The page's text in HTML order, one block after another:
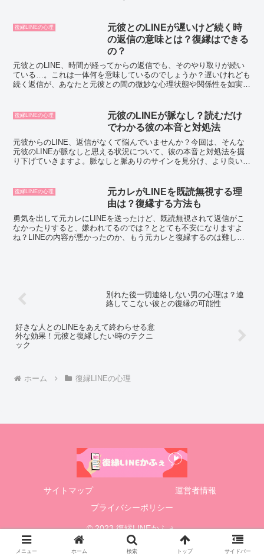
復縁LINEの心理
元彼とのLINEが遅いけど続く時
の返信の意味とは？復縁はできる
の？
元彼とのLINE、時間が経ってからの返信でも、そのやり取りが続い
ている…。これは一体何を意味しているのでしょうか？遅いけれども
続く返信が、あなたと元彼との間の微妙な心理状態や関係性を如実に
復縁LINEの心理
元彼のLINEが脈なし？読むだけ
でわかる彼の本音と対処法
元彼からのLINE、返信がなくて悩んでいませんか？今回は、そんな
元彼のLINEが脈なしと思える状況について、彼の本音と対処法を掘
り下げていきますよ。脈なしと脈ありのサインを見分け、より良い関
復縁LINEの心理
元カレがLINEを既読無視する理
由は？復縁する方法も
勇気を出して元カレにLINEを送ったけど、既読無視されて返信がこ
なかったりすると、嫌われてるのでは？ととても不安になりますよ
ね？LINEの内容が悪かったのか、もう元カレと復縁するのは難しい
別れた後一切連絡しない男の心理は？連
絡してこない彼との復縁の可能性
好きな人とのLINEをあえて終わらせる意
外な効果！元彼と復縁したい時のテクニ
ック
ホーム 復縁LINEの心理
サイトマップ
運営者情報
プライバシーポリシー
© 2023 復縁LINEかふぇ.
メニュー ホーム 検索 トップ サイドバー